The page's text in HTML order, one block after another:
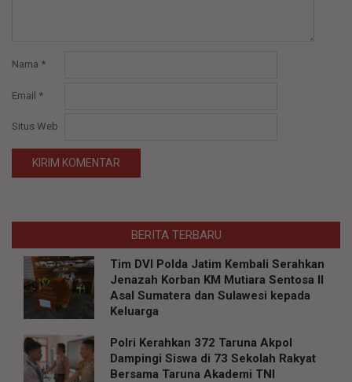
Nama *
Email *
Situs Web
BERITA TERBARU
Tim DVI Polda Jatim Kembali Serahkan
Jenazah Korban KM Mutiara Sentosa II
Asal Sumatera dan Sulawesi kepada
Keluarga
Polri Kerahkan 372 Taruna Akpol
Dampingi Siswa di 73 Sekolah Rakyat
Bersama Taruna Akademi TNI